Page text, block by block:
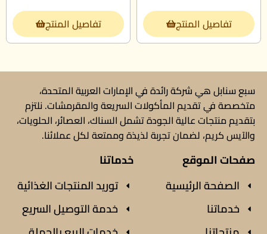
تفاصيل المنتج تفاصيل المنتج
سبع سنابل هي شركة رائدة في الإمارات العربية المتحدة،
متخصصة في تقديم المأكولات السريعة والمقرمشات. نلتزم
بتقديم منتجات عالية الجودة تشمل السناك، العصائر، الحلويات،
والآيس كريم، لضمان تجربة لذيذة وممتعة لكل عملائنا.
صفحات الموقع
الصفحة الرئيسية
خدماتنا
خدماتنا
توريد المنتجات الغذائية
خدمة التوصيل السريع